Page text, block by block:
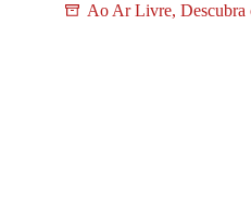
Ao Ar Livre, Descubra